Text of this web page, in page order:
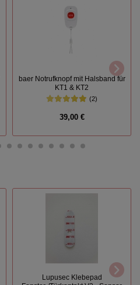
baer Notrufknopf mit Halsband für
KT1 & KT2
(2)
39,00 €
Lupusec Klebepad